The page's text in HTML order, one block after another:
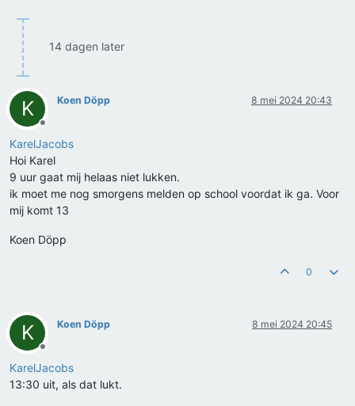
14 dagen later
K
Offline
Koen Döpp 8 mei 2024 20:43
KarelJacobs
Hoi Karel
9 uur gaat mij helaas niet lukken.
ik moet me nog smorgens melden op school voordat ik ga. Voor
mij komt 13
Koen Döpp
0
K
Offline
Koen Döpp 8 mei 2024 20:45
KarelJacobs
13:30 uit, als dat lukt.